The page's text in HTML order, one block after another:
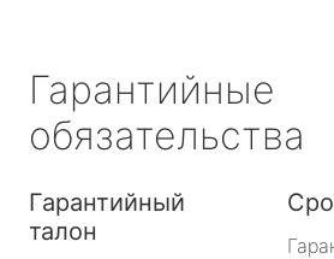
Гарантийные
обязательства
Гарантийный
талон